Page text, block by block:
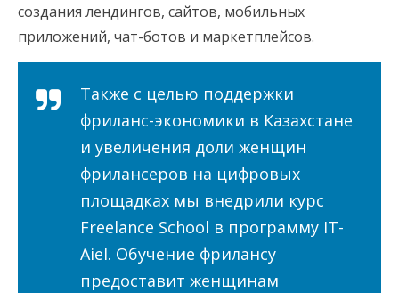
создания лендингов, сайтов, мобильных
приложений, чат-ботов и маркетплейсов.
Также с целью поддержки
фриланс-экономики в Казахстане
и увеличения доли женщин
фрилансеров на цифровых
площадках мы внедрили курс
Freelance School в программу IT-
Aiel. Обучение фрилансу
предоставит женщинам